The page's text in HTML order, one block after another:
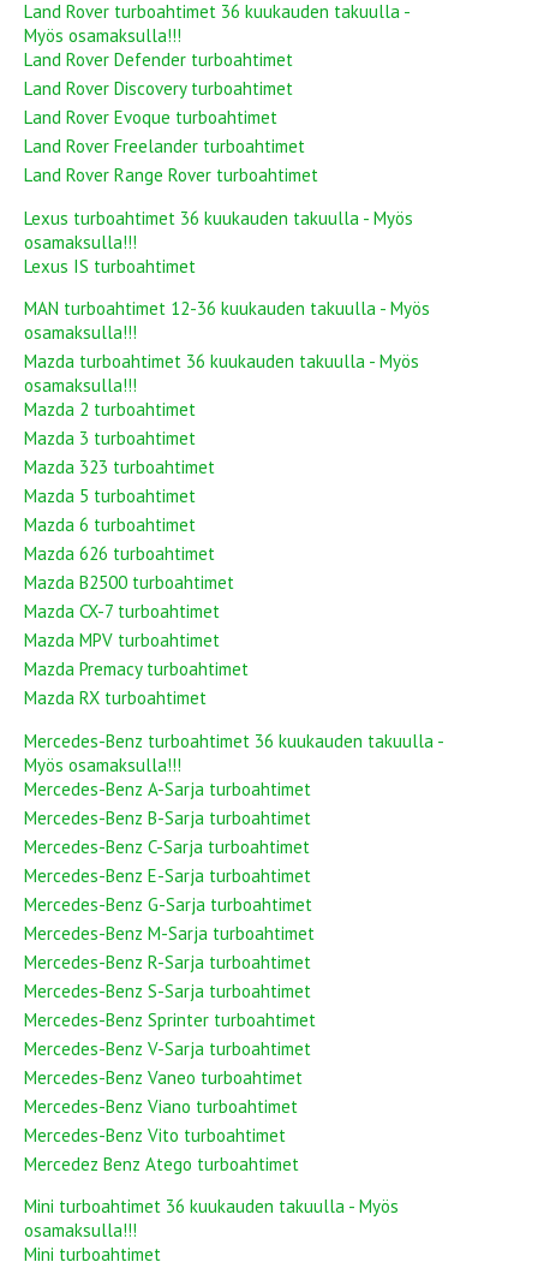
Land Rover turboahtimet 36 kuukauden takuulla -
Myös osamaksulla!!!
Land Rover Defender turboahtimet
Land Rover Discovery turboahtimet
Land Rover Evoque turboahtimet
Land Rover Freelander turboahtimet
Land Rover Range Rover turboahtimet
Lexus turboahtimet 36 kuukauden takuulla - Myös
osamaksulla!!!
Lexus IS turboahtimet
MAN turboahtimet 12-36 kuukauden takuulla - Myös
osamaksulla!!!
Mazda turboahtimet 36 kuukauden takuulla - Myös
osamaksulla!!!
Mazda 2 turboahtimet
Mazda 3 turboahtimet
Mazda 323 turboahtimet
Mazda 5 turboahtimet
Mazda 6 turboahtimet
Mazda 626 turboahtimet
Mazda B2500 turboahtimet
Mazda CX-7 turboahtimet
Mazda MPV turboahtimet
Mazda Premacy turboahtimet
Mazda RX turboahtimet
Mercedes-Benz turboahtimet 36 kuukauden takuulla -
Myös osamaksulla!!!
Mercedes-Benz A-Sarja turboahtimet
Mercedes-Benz B-Sarja turboahtimet
Mercedes-Benz C-Sarja turboahtimet
Mercedes-Benz E-Sarja turboahtimet
Mercedes-Benz G-Sarja turboahtimet
Mercedes-Benz M-Sarja turboahtimet
Mercedes-Benz R-Sarja turboahtimet
Mercedes-Benz S-Sarja turboahtimet
Mercedes-Benz Sprinter turboahtimet
Mercedes-Benz V-Sarja turboahtimet
Mercedes-Benz Vaneo turboahtimet
Mercedes-Benz Viano turboahtimet
Mercedes-Benz Vito turboahtimet
Mercedez Benz Atego turboahtimet
Mini turboahtimet 36 kuukauden takuulla - Myös
osamaksulla!!!
Mini turboahtimet